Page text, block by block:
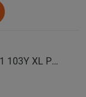
COMFORSER Автошина 275/35 ZR21 103Y XL PURESPEED лето